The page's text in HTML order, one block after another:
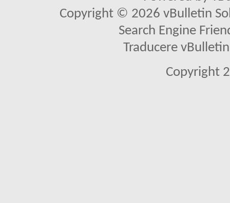
Copyright © 2026 vBulletin
Search Engine
Traducere
Copyright